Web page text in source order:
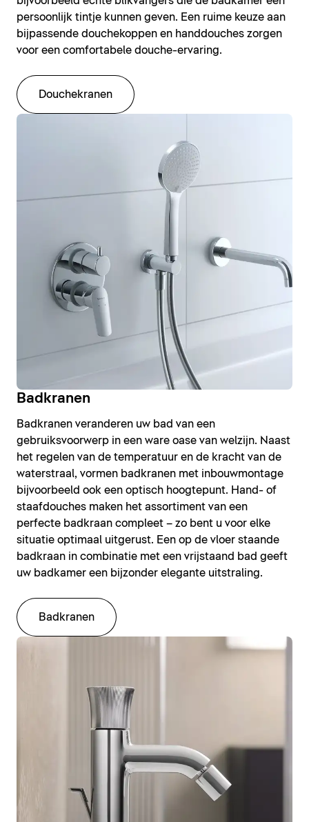
persoonlijk tintje kunnen geven. Een ruime keuze aan
bijpassende douchekoppen en handdouches zorgen
voor een comfortabele douche-ervaring.
Douchekranen
Badkranen
Badkranen veranderen uw bad van een
gebruiksvoorwerp in een ware oase van welzijn. Naast
het regelen van de temperatuur en de kracht van de
waterstraal, vormen badkranen met inbouwmontage
bijvoorbeeld ook een optisch hoogtepunt. Hand- of
staafdouches maken het assortiment van een
perfecte badkraan compleet – zo bent u voor elke
situatie optimaal uitgerust. Een op de vloer staande
badkraan in combinatie met een vrijstaand bad geeft
uw badkamer een bijzonder elegante uitstraling.
Badkranen